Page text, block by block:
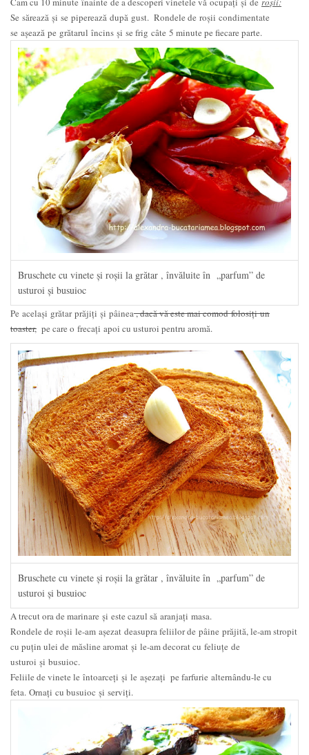
Se sărează şi se piperează după gust. Rondele de roșii condimentate
se așează pe grătarul încins şi se frig câte 5 minute pe fiecare parte.
Bruschete cu vinete şi roşii la grătar , învăluite în „parfum” de
usturoi şi busuioc
Pe acelaşi grătar prăjiți şi pâinea, dacă vă este mai comod folosiți un
toaster, pe care o frecați apoi cu usturoi pentru aromă.
Bruschete cu vinete şi roşii la grătar , învăluite în „parfum” de
usturoi şi busuioc
A trecut ora de marinare şi este cazul să aranjați masa.
Rondele de roșii le-am așezat deasupra feliilor de pâine prăjită, le-am stropit
cu puţin ulei de măsline aromat şi le-am decorat cu feliuțe de
usturoi şi busuioc.
Feliile de vinete le întoarceți şi le așezați pe farfurie alternându-le cu
feta. Ornați cu busuioc şi serviți.